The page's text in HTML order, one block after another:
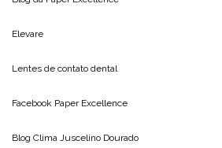
Elevare
Lentes de contato dental
Facebook Paper Excellence
Blog Clima Juscelino Dourado